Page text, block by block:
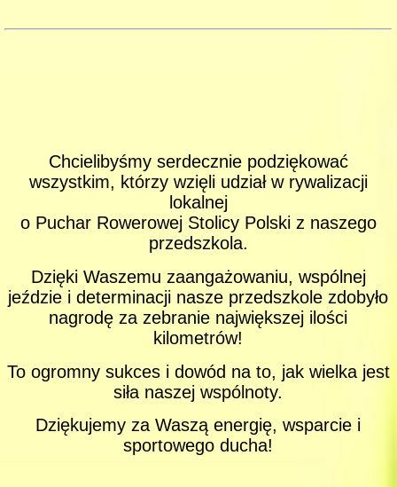
Chcielibyśmy serdecznie podziękować
wszystkim, którzy wzięli udział w rywalizacji
lokalnej
o Puchar Rowerowej Stolicy Polski z naszego
przedszkola.
Dzięki Waszemu zaangażowaniu, wspólnej
jeździe i determinacji nasze przedszkole zdobyło
nagrodę za zebranie największej ilości
kilometrów!
To ogromny sukces i dowód na to, jak wielka jest
siła naszej wspólnoty.
Dziękujemy za Waszą energię, wsparcie i
sportowego ducha!